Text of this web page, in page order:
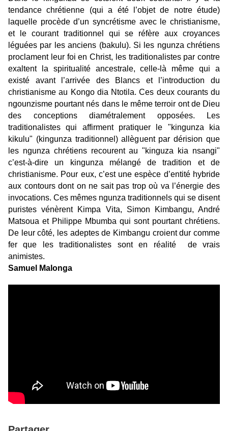
tendance chrétienne (qui a été l’objet de notre étude)
laquelle procède d’un syncrétisme avec le christianisme,
et le courant traditionnel qui se réfère aux croyances
léguées par les anciens (bakulu). Si les ngunza chrétiens
proclament leur foi en Christ, les traditionalistes par contre
exaltent la spiritualité ancestrale, celle-là même qui a
existé avant l’arrivée des Blancs et l’introduction du
christianisme au Kongo dia Ntotila. Ces deux courants du
ngounzisme pourtant nés dans le même terroir ont de Dieu
des conceptions diamétralement opposées. Les
traditionalistes qui affirment pratiquer le "kingunza kia
kikulu" (kingunza traditionnel) allèguent par dérision que
les ngunza chrétiens recourent au "kinguza kia nsangi"
c’est-à-dire un kingunza mélangé de tradition et de
christianisme. Pour eux, c’est une espèce d’entité hybride
aux contours dont on ne sait pas trop où va l’énergie des
invocations. Ces mêmes ngunza traditionnels qui se disent
puristes vénèrent Kimpa Vita, Simon Kimbangu, André
Matsoua et Philippe Mbumba qui sont pourtant chrétiens.
De leur côté, les adeptes de Kimbangu croient dur comme
fer que les traditionalistes sont en réalité de vrais
animistes.
Samuel Malonga